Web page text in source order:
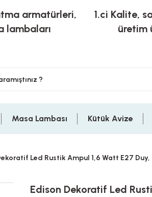
armatürleri,
lambaları
1.ci Kalite,
üretim
Masa Lambası Kütük Avize
Led Rustik Ampul 1,6 Watt E27
Edison Dekoratif Led